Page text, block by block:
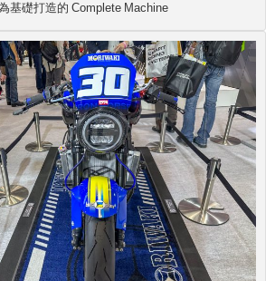
基礎打造的 Complete Machine